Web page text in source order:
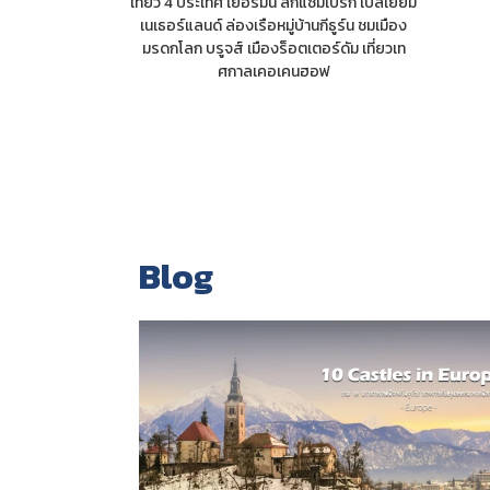
เนเธอร์แลนด์ ล่องเรือหมู่บ้านกีธูร์น ชมเมือง
มรดกโลก บรูจส์ เมืองร็อตเตอร์ดัม เที่ยวเท
ศกาลเคอเคนฮอฟ
Blog